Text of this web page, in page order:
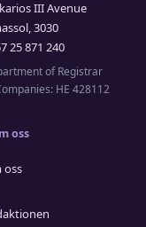
III Avenue
3030
25 871 240
of Registrar
HE 428112
oss
oss